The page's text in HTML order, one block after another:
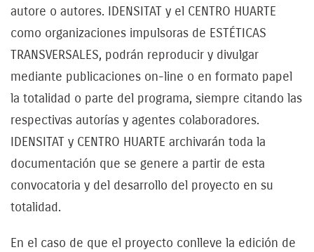
autore o autores. IDENSITAT y el CENTRO HUARTE
como organizaciones impulsoras de ESTÉTICAS
TRANSVERSALES, podrán reproducir y divulgar
mediante publicaciones on-line o en formato papel
la totalidad o parte del programa, siempre citando las
respectivas autorías y agentes colaboradores.
IDENSITAT y CENTRO HUARTE archivarán toda la
documentación que se genere a partir de esta
convocatoria y del desarrollo del proyecto en su
totalidad.
En el caso de que el proyecto conlleve la edición de